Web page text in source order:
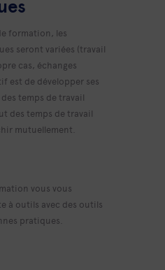
formation, les
seront variées (travail
cas, échanges
est de développer ses
temps de travail
des temps de travail
mutuellement.
vous vous
à outils avec des outils
pratiques.